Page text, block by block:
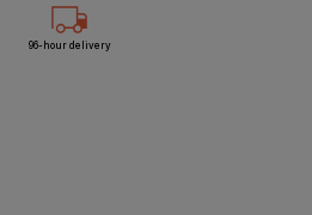
96-hour delivery